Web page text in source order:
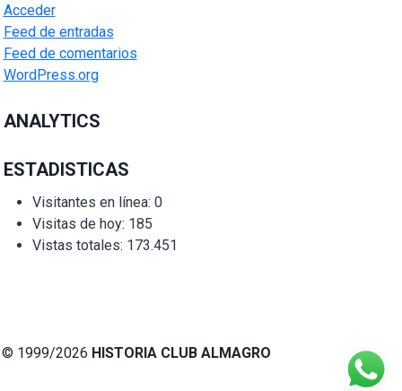
Acceder
Feed de entradas
Feed de comentarios
WordPress.org
ANALYTICS
ESTADISTICAS
Visitantes en línea: 0
Visitas de hoy: 185
Vistas totales: 173.451
© 1999/2026 HISTORIA CLUB ALMAGRO